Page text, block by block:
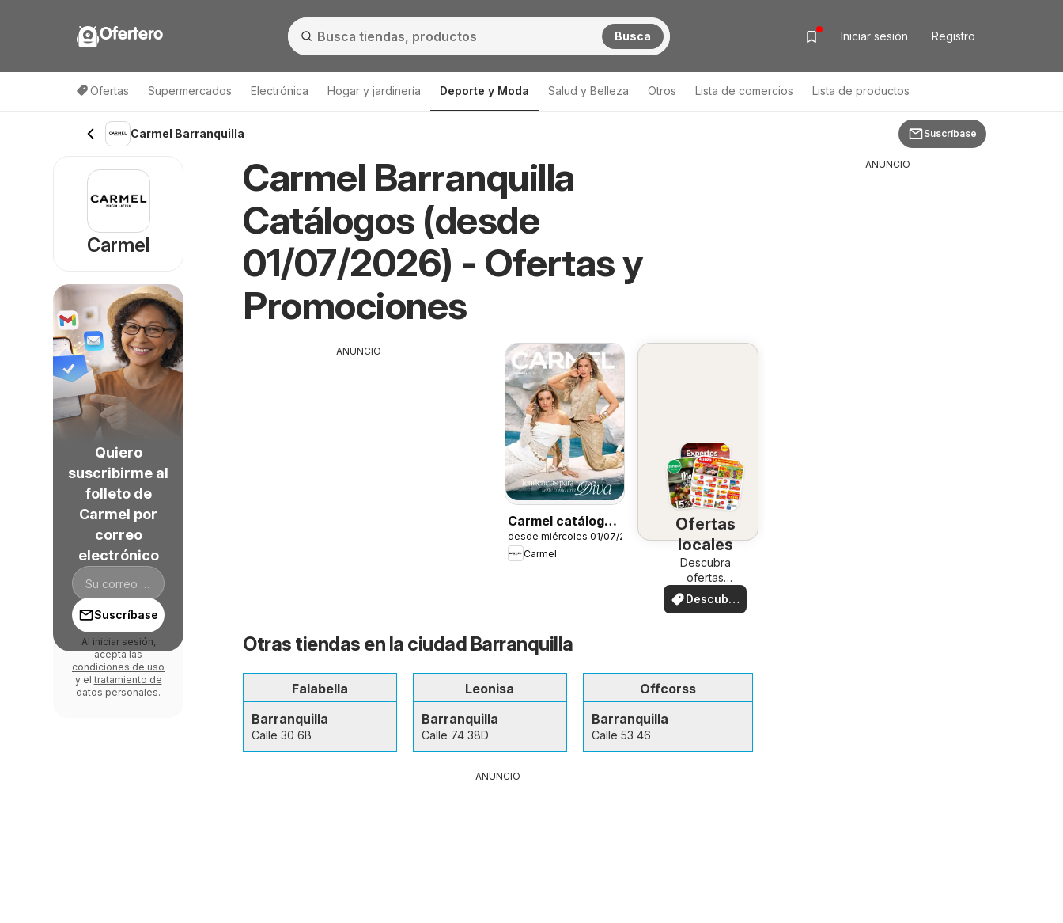
Ofertero Busca Iniciar sesión Registro
Ofertas Supermercados Electrónica Hogar y jardinería Deporte y Moda Salud y Belleza Otros Lista de comercios Lista de productos
Carmel Barranquilla Suscríbase
Carmel Barranquilla
Catálogos (desde
01/07/2026) - Ofertas y
Promociones
ANUNCIO
Carmel catálogo
C12/2026
desde miércoles 01/07/2026
Carmel
Ofertas
locales
Descubra
ofertas
especiales
Descubre
ofertas
Otras tiendas en la ciudad Barranquilla
Falabella
Barranquilla
Calle 30 6B
Leonisa
Barranquilla
Calle 74 38D
Offcorss
Barranquilla
Calle 53 46
ANUNCIO
Carmel
Quiero
suscribirme al
folleto de
Carmel por
correo
electrónico
Suscríbase
Al iniciar sesión,
acepta las
condiciones de uso
y el tratamiento de
datos personales.
ANUNCIO